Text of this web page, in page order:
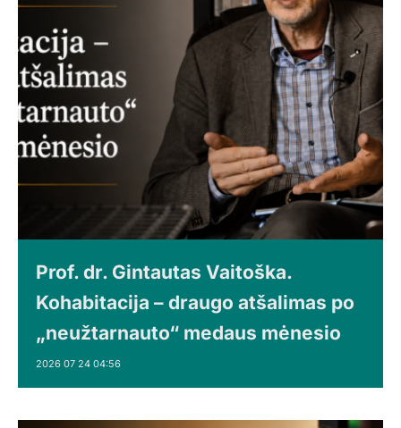
Prof. dr. Gintautas Vaitoška.
Kohabitacija – draugo atšalimas po
„neužtarnauto“ medaus mėnesio
2026 07 24 04:56